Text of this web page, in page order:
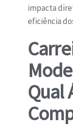
impacta
eficiência
Qual